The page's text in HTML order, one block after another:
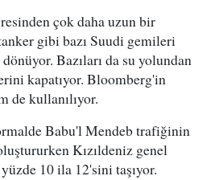
çok daha uzun bir
gibi bazı Suudi gemileri
Bazıları da su yolundan
kapatıyor. Bloomberg'in
de kullanılıyor.
Babu'l Mendeb trafiğinin
Kızıldeniz genel
10 ila 12'sini taşıyor.